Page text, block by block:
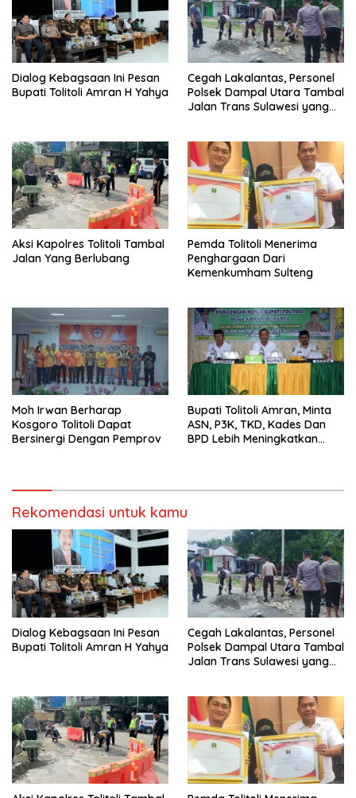
Dialog Kebagsaan Ini Pesan
Bupati Tolitoli Amran H Yahya
Cegah Lakalantas, Personel
Polsek Dampal Utara Tambal
Jalan Trans Sulawesi yang
Aksi Kapolres Tolitoli Tambal
Jalan Yang Berlubang
Pemda Tolitoli Menerima
Penghargaan Dari
Kemenkumham Sulteng
Moh Irwan Berharap
Kosgoro Tolitoli Dapat
Bersinergi Dengan Pemprov
Bupati Tolitoli Amran, Minta
ASN, P3K, TKD, Kades Dan
BPD Lebih Meningkatkan
Rekomendasi untuk kamu
Dialog Kebagsaan Ini Pesan
Bupati Tolitoli Amran H Yahya
Cegah Lakalantas, Personel
Polsek Dampal Utara Tambal
Jalan Trans Sulawesi yang